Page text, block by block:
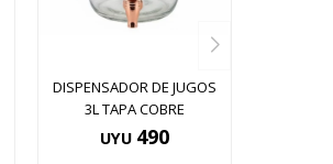
DISPENSADOR DE JUGOS
3L TAPA COBRE
UYU 490